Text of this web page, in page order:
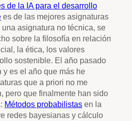
de la IA para el desarrollo
es de las mejores asignaturas
asignatura no técnica, se
sobre la filosofía en relación
la ética, los valores
sostenible. El año pasado
y es el año que más he
que a priori no me
pero que finalmente han sido
Métodos probabilistas en la
redes bayesianas y cálculo